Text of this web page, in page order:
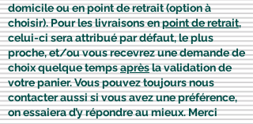
domicile ou en point de retrait (option à
choisir). Pour les livraisons enpoint de retrait,
celui-ci sera attribué par défaut, le plus
proche, et/ou vous recevrez une demande de
choix quelque tempsaprèsla validation de
votre panier. Vous pouvez toujours nous
contacter aussi si vous avez une préférence,
on essaiera d’y répondre au mieux. Merci